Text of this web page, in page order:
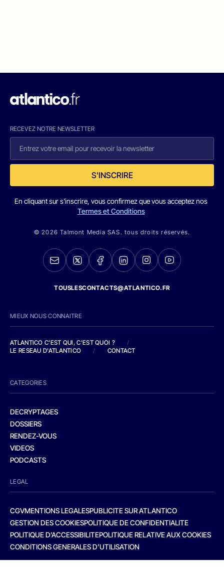
RECEVEZ NOTRE NEWSLETTER
S'INSCRIRE
En cliquant sur s'inscrire, vous confirmez que vous acceptez nos
Termes et Conditions
© 2026 Talmont Media SAS. tous droits réservés.
TOUSLESCONTACTS@ATLANTICO.FR
MIEUX NOUS CONNAITRE
ATLANTICO C'EST QUI, C'EST QUOI ?
/
LE RESEAU D'ATLANTICO
/ CONTACT
CATEGORIES
DECRYPTAGES
DOSSIERS
RENDEZ-VOUS
VIDEOS
PODCASTS
LEGAL
CGVMENTIONS LEGALESPUBLICITE SUR ATLANTICO
GESTION DES COOKIESPOLITIQUE DE CONFIDENTIALITE
POLITIQUE D’ACCESSIBILITEPOLITIQUE RELATIVE AUX COOKIES
CONDITIONS GENERALES D’UTILISATION